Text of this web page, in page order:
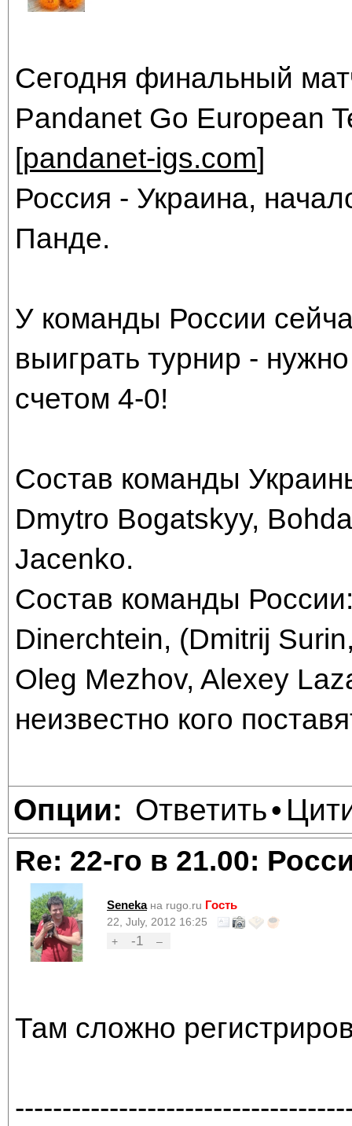
Сегодня финальный
Pandanet Go European
[pandanet-igs.com]
Россия - Украина,
Панде.
У команды России
выиграть турнир -
счетом 4-0!
Состав команды
Dmytro Bogatskyy,
Jacenko.
Состав команды
Dinerchtein, (Dmitrij
Oleg Mezhov, Alexey
неизвестно кого
Опции: Ответить•
Re: 22-го в 21.00:
Seneka на rugo.ru Гость
22, July, 2012 16:25
+
-1 –
Там сложно